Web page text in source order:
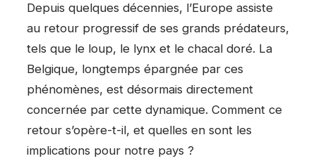
Depuis quelques décennies, l’Europe assiste
au retour progressif de ses grands prédateurs,
tels que le loup, le lynx et le chacal doré. La
Belgique, longtemps épargnée par ces
phénomènes, est désormais directement
concernée par cette dynamique. Comment ce
retour s’opère-t-il, et quelles en sont les
implications pour notre pays ?